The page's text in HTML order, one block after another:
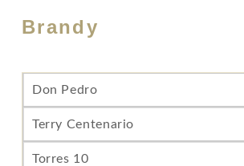
Brandy
Don Pedro
Terry Centenario
Torres 10